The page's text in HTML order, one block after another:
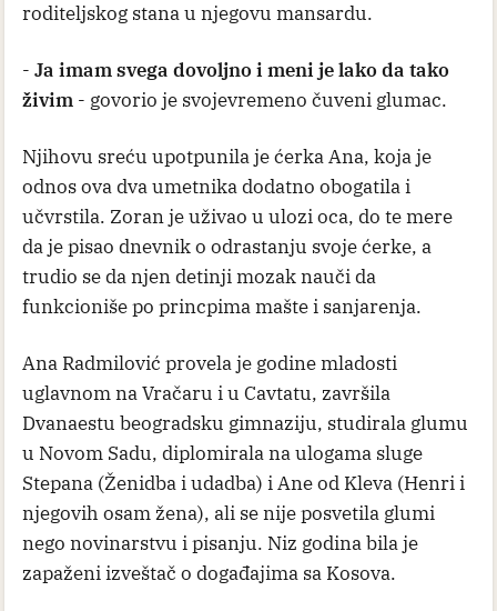
roditeljskog stana u njegovu mansardu.
- Ja imam svega dovoljno i meni je lako da tako
živim - govorio je svojevremeno čuveni glumac.
Njihovu sreću upotpunila je ćerka Ana, koja je
odnos ova dva umetnika dodatno obogatila i
učvrstila. Zoran je uživao u ulozi oca, do te mere
da je pisao dnevnik o odrastanju svoje ćerke, a
trudio se da njen detinji mozak nauči da
funkcioniše po princpima mašte i sanjarenja.
Ana Radmilović provela je godine mladosti
uglavnom na Vračaru i u Cavtatu, završila
Dvanaestu beogradsku gimnaziju, studirala glumu
u Novom Sadu, diplomirala na ulogama sluge
Stepana (Ženidba i udadba) i Ane od Kleva (Henri i
njegovih osam žena), ali se nije posvetila glumi
nego novinarstvu i pisanju. Niz godina bila je
zapaženi izveštač o događajima sa Kosova.